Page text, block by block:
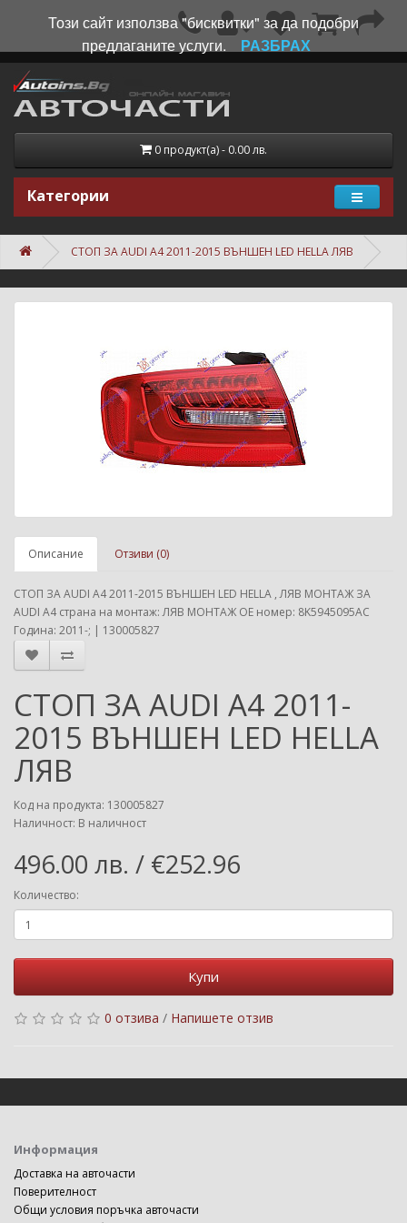
0 продукт(а) - 0.00 лв.
Категории
СТОП ЗА AUDI A4 2011-2015 ВЪНШЕН LED HELLA ЛЯВ
Описание Отзиви (0)
СТОП ЗА AUDI A4 2011-2015 ВЪНШЕН LED HELLA , ЛЯВ МОНТАЖ ЗА
AUDI A4 страна на монтаж: ЛЯВ МОНТАЖ ОЕ номер: 8K5945095AC
Година: 2011-; | 130005827
СТОП ЗА AUDI A4 2011-
2015 ВЪНШЕН LED HELLA
ЛЯВ
Код на продукта: 130005827
Наличност: В наличност
496.00 лв. / €252.96
Количество:
Купи
0 отзива / Напишете отзив
Информация
Доставка на авточасти
Поверителност
Общи условия поръчка авточасти
Този сайт използва "бисквитки" за да подобри
предлаганите услуги.
РАЗБРАХ